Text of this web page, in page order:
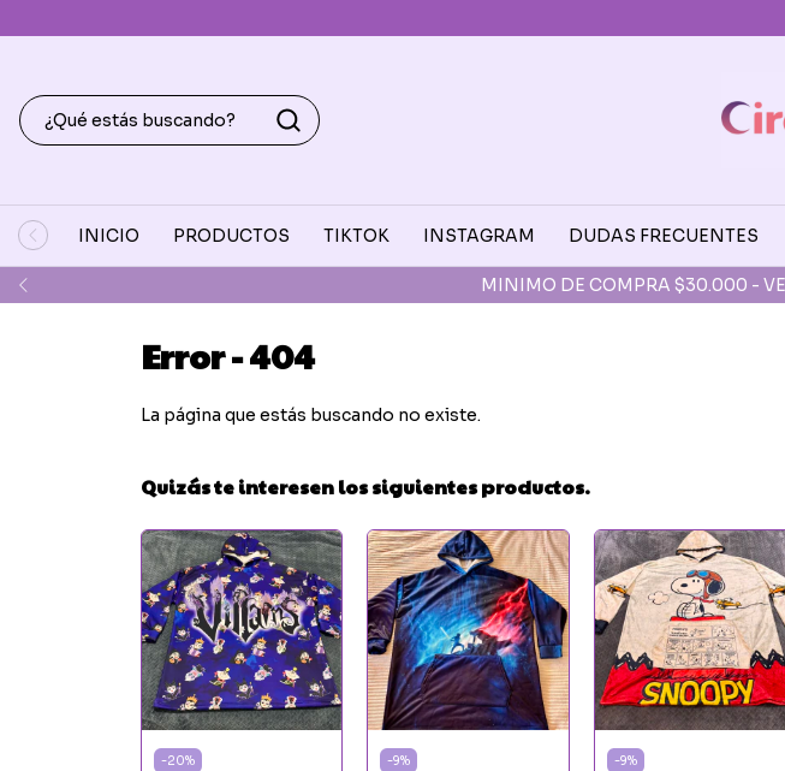
MINIMO DE COMPRA $30.000 -
INICIO PRODUCTOS TIKTOK INSTAGRAM DUDAS FRECUENTES
Error - 404
La página que estás buscando no existe.
Quizás te interesen los siguientes productos.
-20% -9% -9%